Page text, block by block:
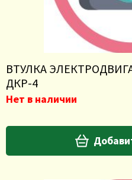
ВТУЛКА
ДКР-4
Нет в наличии